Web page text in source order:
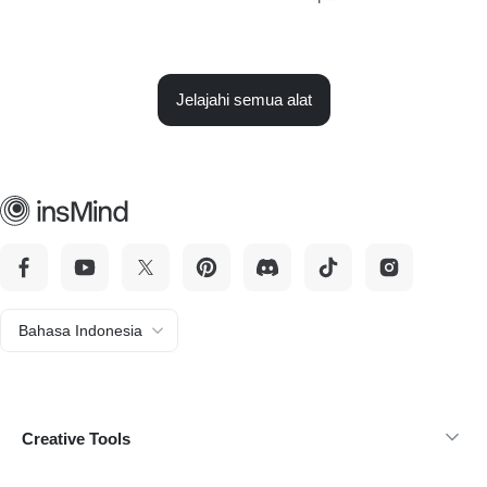
Jelajahi semua alat
Bahasa Indonesia
Creative Tools